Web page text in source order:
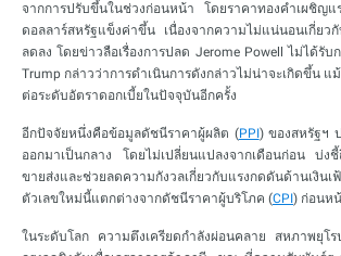
จากการปรับขึ้นในช่วงก่อนหน้า โดยราคาทองคำเผชิญแ
ดอลลาร์สหรัฐแข็งค่าขึ้น เนื่องจากความไม่แน่นอนเกี่ยว
ลดลง โดยข่าวลือเรื่องการปลด Jerome Powell ไม่ได้รั
Trump กล่าวว่าการดำเนินการดังกล่าวไม่น่าจะเกิดขึ้น แ
ต่อระดับอัตราดอกเบี้ยในปัจจุบันอีกครั้ง
อีกปัจจัยหนึ่งคือข้อมูลดัชนีราคาผู้ผลิต (PPI) ของสหรัฐฯ
ออกมาเป็นกลาง โดยไม่เปลี่ยนแปลงจากเดือนก่อน บ่งชี้
ขายส่งและช่วยลดความกังวลเกี่ยวกับแรงกดดันด้านเงินเ
ตัวเลขใหม่นี้แตกต่างจากดัชนีราคาผู้บริโภค (CPI) ก่อนห
ในระดับโลก ความตึงเครียดกำลังผ่อนคลาย สหภาพยุโ